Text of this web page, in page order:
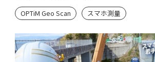
OPTiM Geo Scan スマホ測量